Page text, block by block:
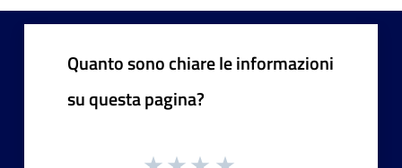
Quanto sono chiare le informazioni
su questa pagina?